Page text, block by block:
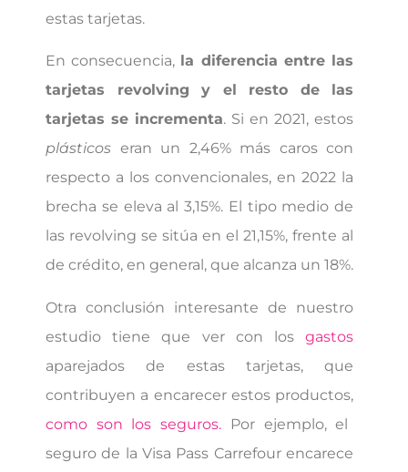
estas tarjetas.
En consecuencia, la diferencia entre las
tarjetas revolving y el resto de las
tarjetas se incrementa. Si en 2021, estos
plásticos eran un 2,46% más caros con
respecto a los convencionales, en 2022 la
brecha se eleva al 3,15%. El tipo medio de
las revolving se sitúa en el 21,15%, frente al
de crédito, en general, que alcanza un 18%.
Otra conclusión interesante de nuestro
estudio tiene que ver con losgastos
aparejados de estas tarjetas, que
contribuyen a encarecer estos productos,
como son los seguros. Por ejemplo, el
seguro de la Visa Pass Carrefour encarece